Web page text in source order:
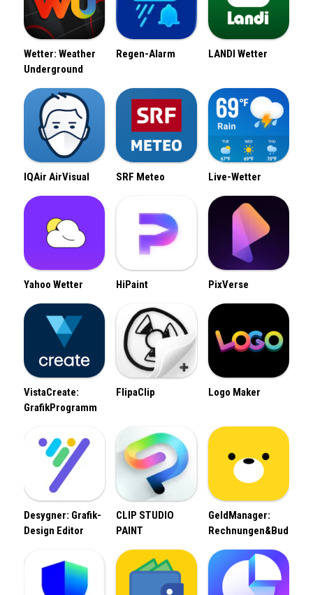
Wetter: Weather
Underground
Regen-Alarm LANDI Wetter
IQAir AirVisual SRF Meteo Live-Wetter
Yahoo Wetter HiPaint PixVerse
VistaCreate:
GrafikProgramm
FlipaClip Logo Maker
Desygner: Grafik-
Design Editor
CLIP STUDIO
PAINT
GeldManager:
Rechnungen&Budget